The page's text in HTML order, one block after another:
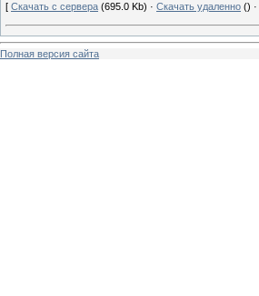
[ Скачать с сервера (695.0 Kb) · Скачать удаленно () ·
Полная версия сайта